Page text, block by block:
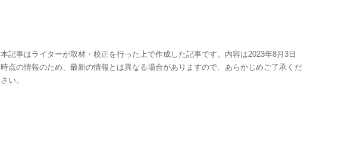
本記事はライターが取材・校正を行った上で作成した記事です。内容は2023年8月3日
時点の情報のため、最新の情報とは異なる場合がありますので、あらかじめご了承くだ
さい。